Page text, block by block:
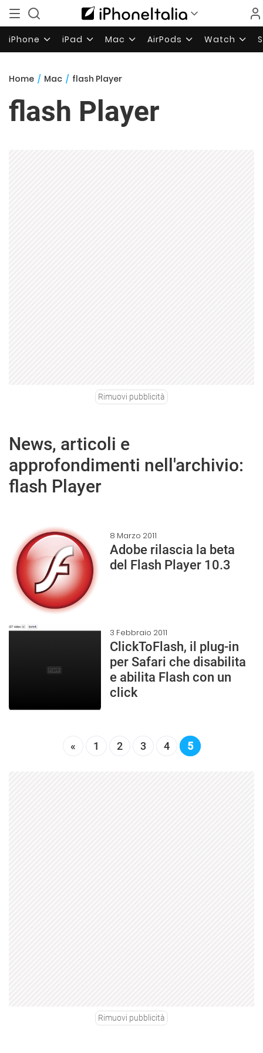
iPhone iPad Mac AirPods Watch
Home / Mac / flash Player
flash Player
Rimuovi pubblicità
News, articoli e
approfondimenti nell'archivio:
flash Player
8 Marzo 2011
Adobe rilascia la beta
del Flash Player 10.3
3 Febbraio 2011
ClickToFlash, il plug-in
per Safari che disabilita
e abilita Flash con un
click
« 1 2 3 4 5
Rimuovi pubblicità